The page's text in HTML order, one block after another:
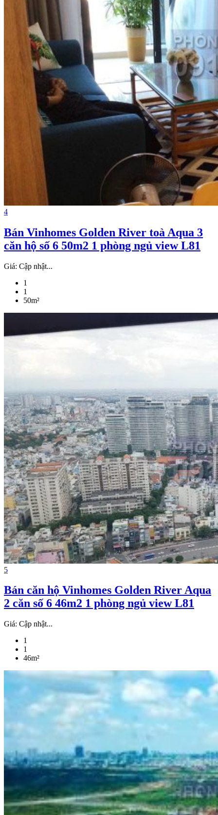
4
Bán Vinhomes Golden River toà Aqua 3
căn hộ số 6 50m2 1 phòng ngủ view L81
Giá: Cập nhật...
1
1
50m²
5
Bán căn hộ Vinhomes Golden River Aqua
2 căn số 6 46m2 1 phòng ngủ view L81
Giá: Cập nhật...
1
1
46m²